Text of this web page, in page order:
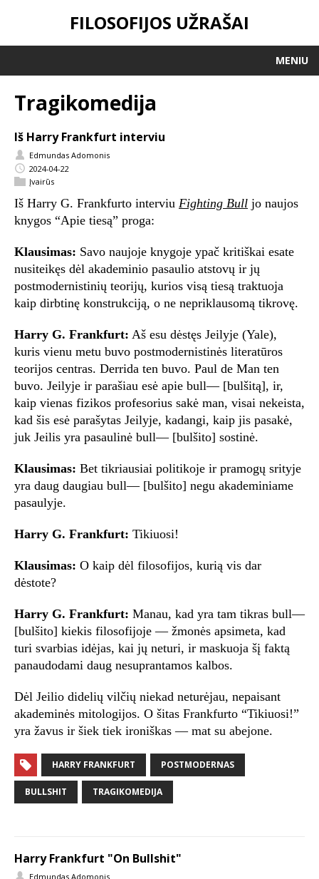
FILOSOFIJOS UŽRAŠAI
MENIU
Tragikomedija
Iš Harry Frankfurt interviu
Edmundas Adomonis
2024-04-22
Įvairūs
Iš Harry G. Frankfurto interviu Fighting Bull jo naujos
knygos “Apie tiesą” proga:
Klausimas: Savo naujoje knygoje ypač kritiškai esate
nusiteikęs dėl akademinio pasaulio atstovų ir jų
postmodernistinių teorijų, kurios visą tiesą traktuoja
kaip dirbtinę konstrukciją, o ne nepriklausomą tikrovę.
Harry G. Frankfurt: Aš esu dėstęs Jeilyje (Yale),
kuris vienu metu buvo postmodernistinės literatūros
teorijos centras. Derrida ten buvo. Paul de Man ten
buvo. Jeilyje ir parašiau esė apie bull— [bulšitą], ir,
kaip vienas fizikos profesorius sakė man, visai nekeista,
kad šis esė parašytas Jeilyje, kadangi, kaip jis pasakė,
juk Jeilis yra pasaulinė bull— [bulšito] sostinė.
Klausimas: Bet tikriausiai politikoje ir pramogų srityje
yra daug daugiau bull— [bulšito] negu akademiniame
pasaulyje.
Harry G. Frankfurt: Tikiuosi!
Klausimas: O kaip dėl filosofijos, kurią vis dar
dėstote?
Harry G. Frankfurt: Manau, kad yra tam tikras bull—
[bulšito] kiekis filosofijoje — žmonės apsimeta, kad
turi svarbias idėjas, kai jų neturi, ir maskuoja šį faktą
panaudodami daug nesuprantamos kalbos.
Dėl Jeilio didelių vilčių niekad neturėjau, nepaisant
akademinės mitologijos. O šitas Frankfurto “Tikiuosi!”
yra žavus ir šiek tiek ironiškas — mat su abejone.
HARRY FRANKFURT POSTMODERNAS
BULLSHIT TRAGIKOMEDIJA
Harry Frankfurt "On Bullshit"
Edmundas Adomonis